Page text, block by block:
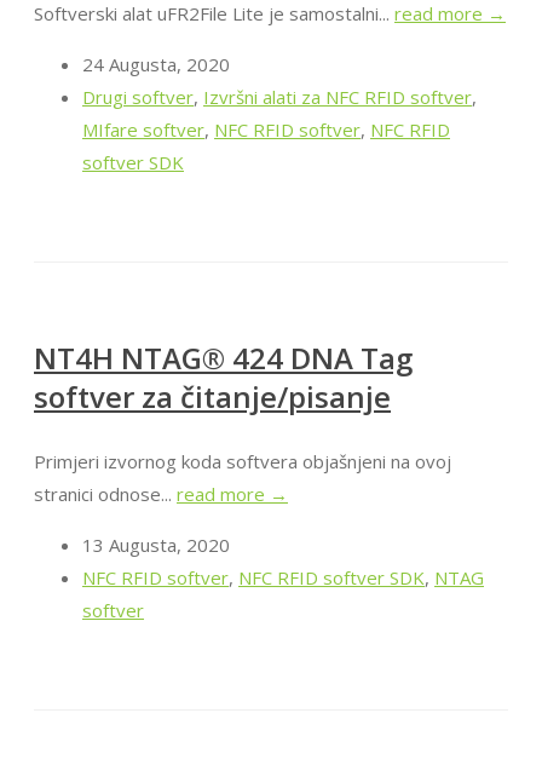
Softverski alat uFR2File Lite je samostalni... read more →
24 Augusta, 2020
Drugi softver, Izvršni alati za NFC RFID softver,
MIfare softver, NFC RFID softver, NFC RFID
softver SDK
NT4H NTAG® 424 DNA Tag
softver za čitanje/pisanje
Primjeri izvornog koda softvera objašnjeni na ovoj
stranici odnose... read more →
13 Augusta, 2020
NFC RFID softver, NFC RFID softver SDK, NTAG
softver